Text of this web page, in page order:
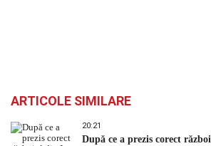
ARTICOLE SIMILARE
20:21
După ce a prezis corect